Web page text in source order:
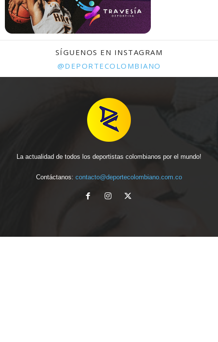
SÍGUENOS EN INSTAGRAM
@DEPORTECOLOMBIANO
La actualidad de todos los deportistas colombianos por el mundo!
Contáctanos: contacto@deportecolombiano.com.co